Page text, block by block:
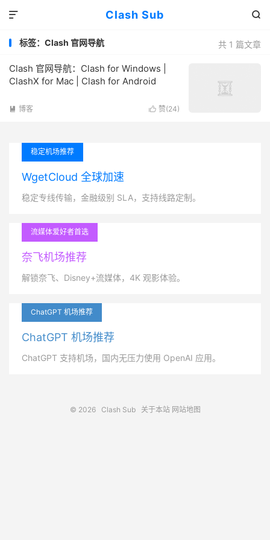
Clash Sub 

共 1 篇文章
标签：Clash 官网导航
Clash 官网导航：Clash for Windows |
ClashX for Mac | Clash for Android
 赞(24)
 博客
稳定机场推荐
WgetCloud 全球加速
稳定专线传输，金融级别 SLA，支持线路定制。
流媒体爱好者首选
奈飞机场推荐
解锁奈飞、Disney+流媒体，4K 观影体验。
ChatGPT 机场推荐
ChatGPT 机场推荐
ChatGPT 支持机场，国内无压力使用 OpenAI 应用。
© 2026 Clash Sub 关于本站 网站地图